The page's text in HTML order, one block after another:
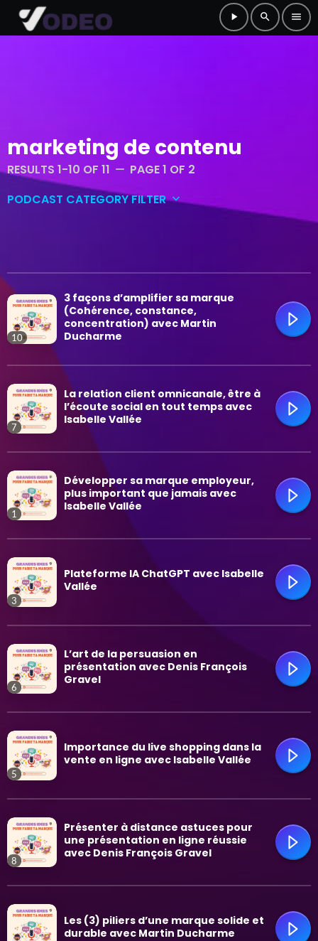
play_arrow search menu
marketing de contenu
RESULTS 1-10 OF 11 remove PAGE 1 OF 2
PODCAST CATEGORY FILTERkeyboard_arrow_down
Culture et musique
Grandes idées
Mode de vie et affaires
Plein air
Psychologie
Santé
trending_flat
10
3 façons d’amplifier sa marque
(Cohérence, constance,
concentration) avec Martin
Ducharme
trending_flat
7
La relation client omnicanale, être à
l’écoute social en tout temps avec
Isabelle Vallée
trending_flat
1
Développer sa marque employeur,
plus important que jamais avec
Isabelle Vallée
trending_flat
3
Plateforme IA ChatGPT avec Isabelle
Vallée
trending_flat
6
L’art de la persuasion en
présentation avec Denis François
Gravel
trending_flat
5
Importance du live shopping dans la
vente en ligne avec Isabelle Vallée
trending_flat
8
Présenter à distance astuces pour
une présentation en ligne réussie
avec Denis François Gravel
Les (3) piliers d’une marque solide et
durable avec Martin Ducharme